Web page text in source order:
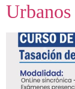
Urbanos